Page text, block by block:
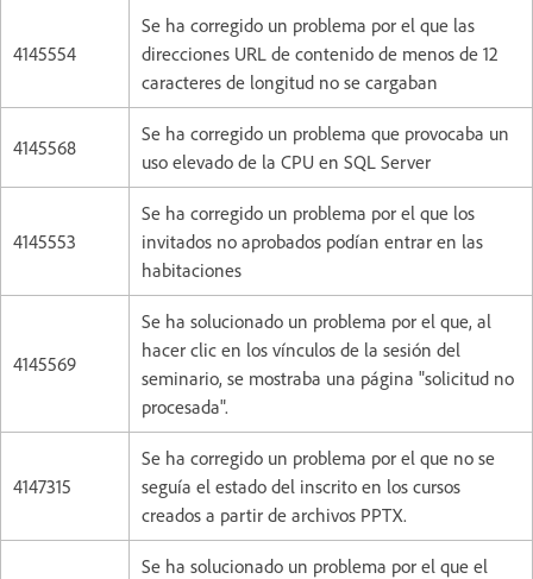
4145554
Se ha corregido un problema por el que las
direcciones URL de contenido de menos de 12
caracteres de longitud no se cargaban
4145568
Se ha corregido un problema que provocaba un
uso elevado de la CPU en SQL Server
4145553
Se ha corregido un problema por el que los
invitados no aprobados podían entrar en las
habitaciones
4145569
Se ha solucionado un problema por el que, al
hacer clic en los vínculos de la sesión del
seminario, se mostraba una página "solicitud no
procesada".
4147315
Se ha corregido un problema por el que no se
seguía el estado del inscrito en los cursos
creados a partir de archivos PPTX.
Se ha solucionado un problema por el que el